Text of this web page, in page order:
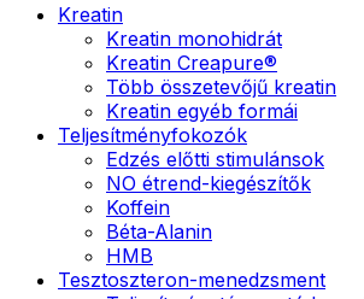
Kreatin
Kreatin monohidrát
Kreatin Creapure®
Több összetevőjű kreatin
Kreatin egyéb formái
Teljesítményfokozók
Edzés előtti stimulánsok
NO étrend-kiegészítők
Koffein
Béta-Alanin
HMB
Tesztoszteron-menedzsment